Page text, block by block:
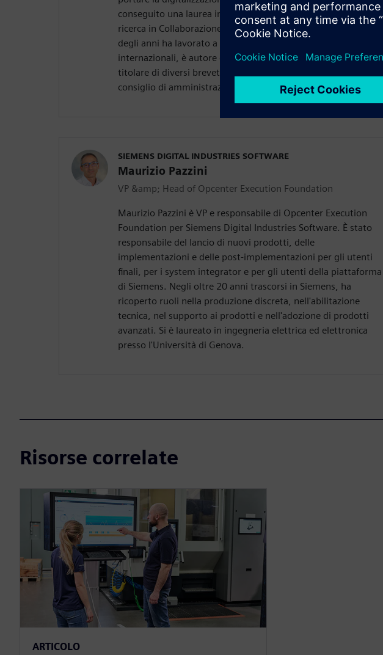
conseguito una laurea in ingegneria elettrica e un dottorato di
ricerca in Collaborazione avanzata uomo-macchina. Nel corso
degli anni ha lavorato a diversi progetti di ricerca
internazionali, è autore di libri e articoli scientifici ed è co-
titolare di diversi brevetti. Per diversi anni è stato membro del
consiglio di amministrazione internazionale del MESA.
SIEMENS DIGITAL INDUSTRIES SOFTWARE
Maurizio Pazzini
VP &amp; Head of Opcenter Execution Foundation
Maurizio Pazzini è VP e responsabile di Opcenter Execution
Foundation per Siemens Digital Industries Software. È stato
responsabile del lancio di nuovi prodotti, delle
implementazioni e delle post-implementazioni per gli utenti
finali, per i system integrator e per gli utenti della piattaforma
di Siemens. Negli oltre 20 anni trascorsi in Siemens, ha
ricoperto ruoli nella produzione discreta, nell'abilitazione
tecnica, nel supporto ai prodotti e nell'adozione di prodotti
avanzati. Si è laureato in ingegneria elettrica ed elettronica
presso l'Università di Genova.
Risorse correlate
ARTICOLO